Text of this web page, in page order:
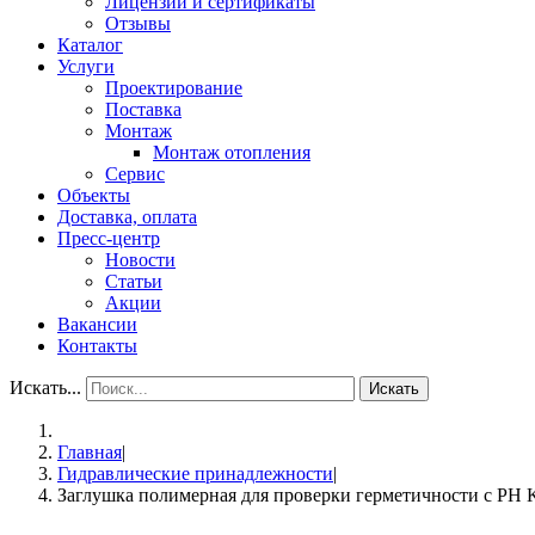
Отзывы
Каталог
Услуги
Проектирование
Поставка
Монтаж
Монтаж отопления
Сервис
Объекты
Доставка, оплата
Пресс-центр
Новости
Статьи
Акции
Вакансии
Контакты
Искать... Искать
Главная|
Гидравлические принадлежности|
Заглушка полимерная для проверки герметичности с РН